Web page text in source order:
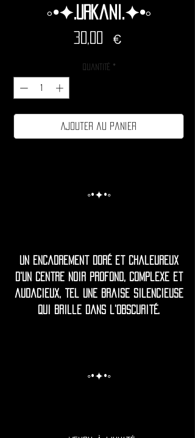
◦•✦.Urkani.✦•◦
30,00 €Prix
Quantité *
Ajouter au panier
◦•✦•◦
Un encadrement doré et chaleureux
d'un centre noir profond, complexe et
audacieux, tel une braise silencieuse
qui brille dans l'obscurité.
◦•✦•◦